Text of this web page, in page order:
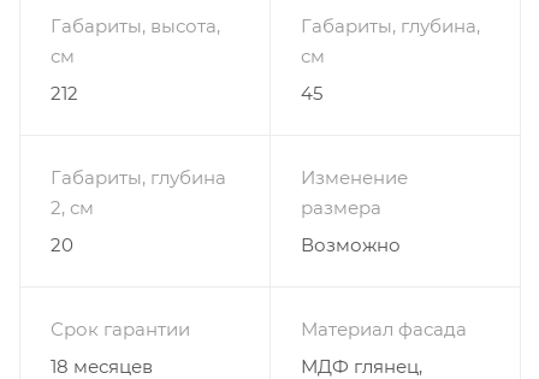
Шкаф навесной 2 отделения, нижнее дверь
открывается вниз, верхнее отделение дверь
Габариты, высота,
см
212
Габариты, глубина,
см
45
Габариты, глубина
2, см
20
Изменение
размера
Возможно
Срок гарантии
18 месяцев
Материал фасада
МДФ глянец,